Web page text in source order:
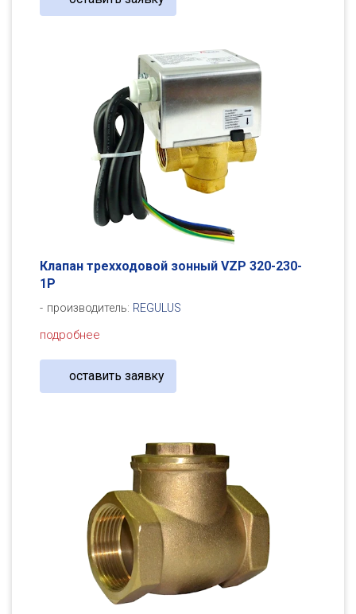
Клапан трехходовой зонный VZP 320-230-
1P
производитель: REGULUS
подробнее
оставить заявку